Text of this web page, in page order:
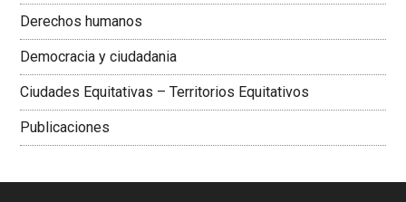
Derechos humanos
Democracia y ciudadania
Ciudades Equitativas – Territorios Equitativos
Publicaciones